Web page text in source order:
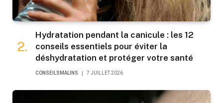
Hydratation pendant la canicule : les 12
conseils essentiels pour éviter la
déshydratation et protéger votre santé
CONSEILSMALINS 7 JUILLET 2026